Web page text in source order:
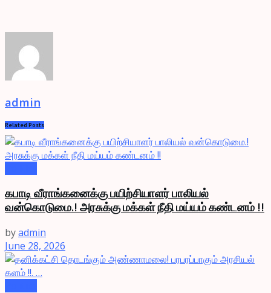
admin
Related Posts
கபாடி வீராங்கனைக்கு பயிற்சியாளர் பாலியல்
வன்கொடுமை.! அரசுக்கு மக்கள் நீதி மய்யம் கண்டனம் !!
byadmin
June 28, 2026